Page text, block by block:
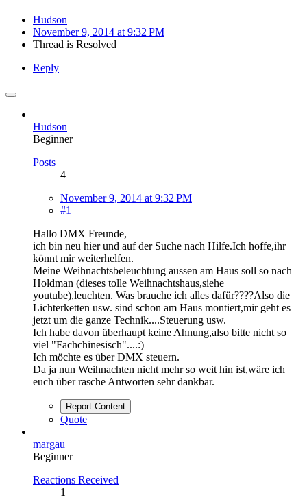
Hudson
November 9, 2014 at 9:32 PM
Thread is Resolved
Reply
Hudson
Beginner
Posts
4
November 9, 2014 at 9:32 PM
#1
Hallo DMX Freunde,
ich bin neu hier und auf der Suche nach Hilfe.Ich hoffe,ihr
könnt mir weiterhelfen.
Meine Weihnachtsbeleuchtung aussen am Haus soll so nach
Holdman (dieses tolle Weihnachtshaus,siehe
youtube),leuchten. Was brauche ich alles dafür????Also die
Lichterketten usw. sind schon am Haus montiert,mir geht es
jetzt um die ganze Technik....Steuerung usw.
Ich habe davon überhaupt keine Ahnung,also bitte nicht so
viel "Fachchinesisch"....:)
Ich möchte es über DMX steuern.
Da ja nun Weihnachten nicht mehr so weit hin ist,wäre ich
euch über rasche Antworten sehr dankbar.
Report Content
Quote
margau
Beginner
Reactions Received
1